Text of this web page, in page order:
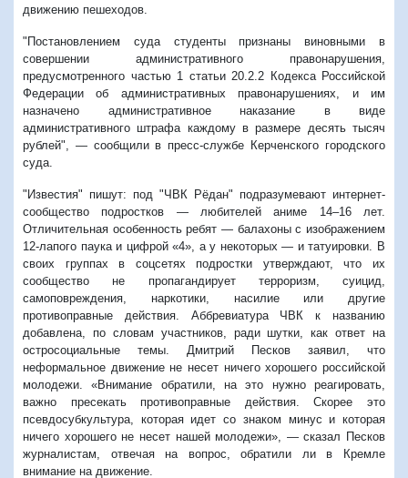
движению пешеходов.
"Постановлением суда студенты признаны виновными в
совершении административного правонарушения,
предусмотренного частью 1 статьи 20.2.2 Кодекса Российской
Федерации об административных правонарушениях, и им
назначено административное наказание в виде
административного штрафа каждому в размере десять тысяч
рублей", — сообщили в пресс-службе Керченского городского
суда.
"Известия" пишут: под "ЧВК Рёдан" подразумевают интернет-
сообщество подростков — любителей аниме 14–16 лет.
Отличительная особенность ребят — балахоны с изображением
12-лапого паука и цифрой «4», а у некоторых — и татуировки. В
своих группах в соцсетях подростки утверждают, что их
сообщество не пропагандирует терроризм, суицид,
самоповреждения, наркотики, насилие или другие
противоправные действия. Аббревиатура ЧВК к названию
добавлена, по словам участников, ради шутки, как ответ на
остросоциальные темы. Дмитрий Песков заявил, что
неформальное движение не несет ничего хорошего российской
молодежи. «Внимание обратили, на это нужно реагировать,
важно пресекать противоправные действия. Скорее это
псевдосубкультура, которая идет со знаком минус и которая
ничего хорошего не несет нашей молодежи», — сказал Песков
журналистам, отвечая на вопрос, обратили ли в Кремле
внимание на движение.